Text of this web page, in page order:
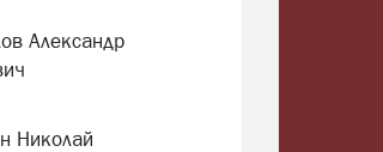
Александр
Николай